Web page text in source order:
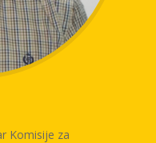
između
otpornosti na
Komisije za